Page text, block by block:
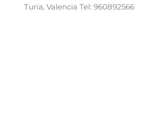
Turia, Valencia Tel: 960892566